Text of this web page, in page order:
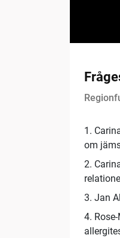
1.
om
2.
3. Jan
4.